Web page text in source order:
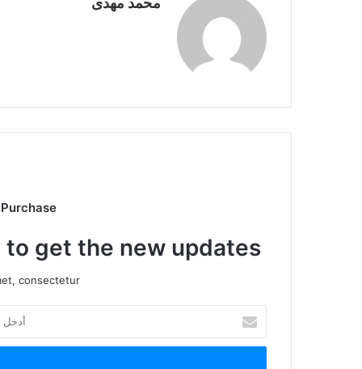
get the new updates!
consectetur.
بريدك
الإلكتروني